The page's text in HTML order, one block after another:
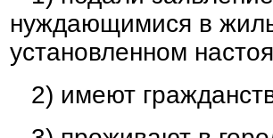
нуждающимися в
установленном
2) имеют